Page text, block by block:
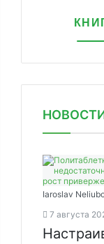
Iaroslav
7 августа